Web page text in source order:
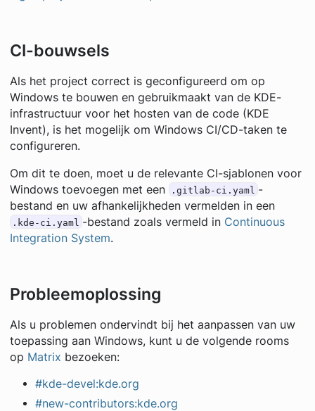
CI-bouwsels
Als het project correct is geconfigureerd om op
Windows te bouwen en gebruikmaakt van de KDE-
infrastructuur voor het hosten van de code (KDE
Invent), is het mogelijk om Windows CI/CD-taken te
configureren.
Om dit te doen, moet u de relevante CI-sjablonen voor
Windows toevoegen met een
.gitlab-ci.yaml -
bestand en uw afhankelijkheden vermelden in een
.kde-ci.yaml -bestand zoals vermeld in Continuous
Integration System.
Probleemoplossing
Als u problemen ondervindt bij het aanpassen van uw
toepassing aan Windows, kunt u de volgende rooms
op Matrix bezoeken:
#kde-devel:kde.org
#new-contributors:kde.org